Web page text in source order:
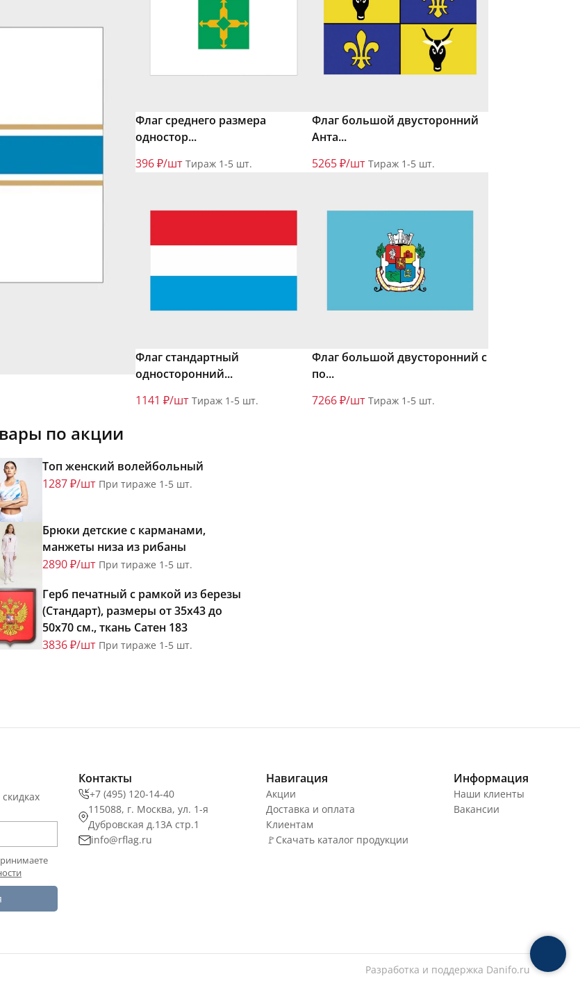
Флаг среднего размера
одностор...
396 ₽/шт Тираж 1-5 шт.
Флаг большой двусторонний
Анта...
5265 ₽/шт Тираж 1-5 шт.
Флаг стандартный
односторонний...
1141 ₽/шт Тираж 1-5 шт.
Флаг большой двусторонний с
по...
7266 ₽/шт Тираж 1-5 шт.
по акции
Топ женский волейбольный
1287 ₽/шт При тираже 1-5 шт.
Брюки детские с карманами,
манжеты низа из рибаны
2890 ₽/шт При тираже 1-5 шт.
Герб печатный с рамкой из березы
(Стандарт), размеры от 35х43 до
50х70 см., ткань Сатен 183
3836 ₽/шт При тираже 1-5 шт.
Контакты
+7 (495) 120-14-40
115088, г. Москва, ул. 1-я
Дубровская д.13А стр.1
info@rflag.ru
Навигация
Акции
Доставка и оплата
Клиентам
🚩Скачать каталог продукции
Информация
Наши клиенты
Вакансии
Разработка и поддержка Danifo.ru